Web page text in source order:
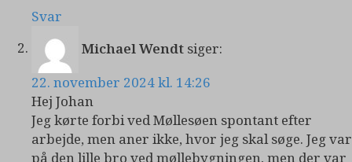
Svar
Michael Wendt siger:
22. november 2024 kl. 14:26
Hej Johan
Jeg kørte forbi ved Møllesøen spontant efter
arbejde, men aner ikke, hvor jeg skal søge. Jeg var
på den lille bro ved møllebygningen, men der var